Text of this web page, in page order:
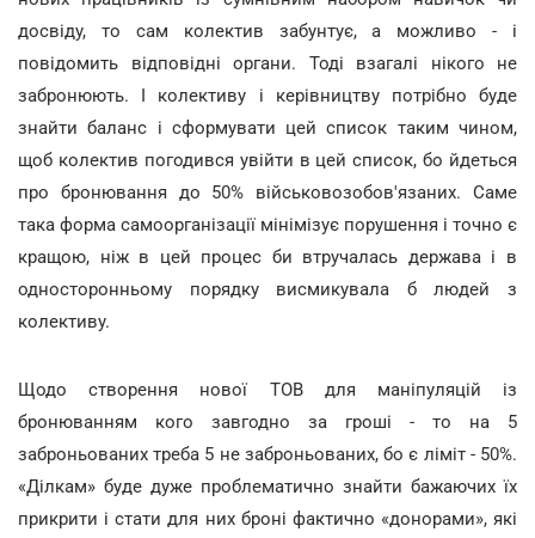
досвіду, то сам колектив забунтує, а можливо - і
повідомить відповідні органи. Тоді взагалі нікого не
забронюють. І колективу і керівництву потрібно буде
знайти баланс і сформувати цей список таким чином,
щоб колектив погодився увійти в цей список, бо йдеться
про бронювання до 50% військовозобов'язаних. Саме
така форма самоорганізації мінімізує порушення і точно є
кращою, ніж в цей процес би втручалась держава і в
односторонньому порядку висмикувала б людей з
колективу.
Щодо створення нової ТОВ для маніпуляцій із
бронюванням кого завгодно за гроші - то на 5
заброньованих треба 5 не заброньованих, бо є ліміт - 50%.
«Ділкам» буде дуже проблематично знайти бажаючих їх
прикрити і стати для них броні фактично «донорами», які